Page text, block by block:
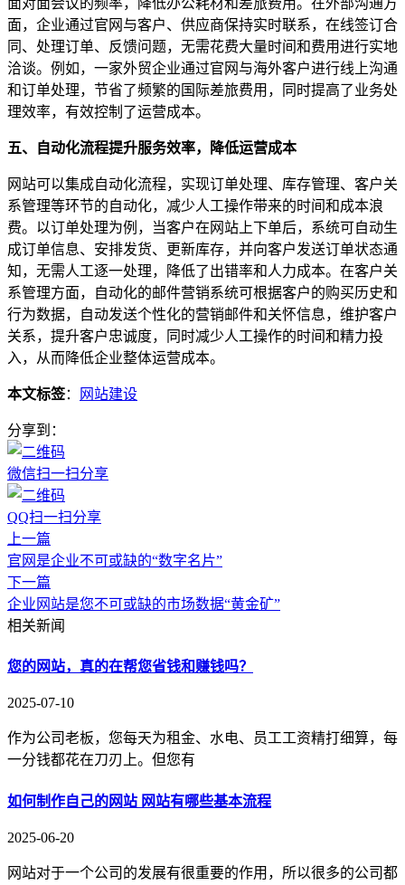
面，企业通过官网与客户、供应商保持实时联系，在线签订合
同、处理订单、反馈问题，无需花费大量时间和费用进行实地
洽谈。例如，一家外贸企业通过官网与海外客户进行线上沟通
和订单处理，节省了频繁的国际差旅费用，同时提高了业务处
理效率，有效控制了运营成本。
五、自动化流程提升服务效率，降低运营成本
网站可以集成自动化流程，实现订单处理、库存管理、客户关
系管理等环节的自动化，减少人工操作带来的时间和成本浪
费。以订单处理为例，当客户在网站上下单后，系统可自动生
成订单信息、安排发货、更新库存，并向客户发送订单状态通
知，无需人工逐一处理，降低了出错率和人力成本。在客户关
系管理方面，自动化的邮件营销系统可根据客户的购买历史和
行为数据，自动发送个性化的营销邮件和关怀信息，维护客户
关系，提升客户忠诚度，同时减少人工操作的时间和精力投
入，从而降低企业整体运营成本。
本文标签： 网站建设
分享到：
微信扫一扫分享
QQ扫一扫分享
上一篇
官网是企业不可或缺的“数字名片”
下一篇
企业网站是您不可或缺的市场数据“黄金矿”
相关新闻
您的网站，真的在帮您省钱和赚钱吗？
2025-07-10
作为公司老板，您每天为租金、水电、员工工资精打细算，每
一分钱都花在刀刃上。但您有
如何制作自己的网站 网站有哪些基本流程
2025-06-20
网站对于一个公司的发展有很重要的作用，所以很多的公司都